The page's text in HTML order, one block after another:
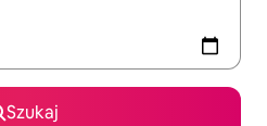
Szukaj